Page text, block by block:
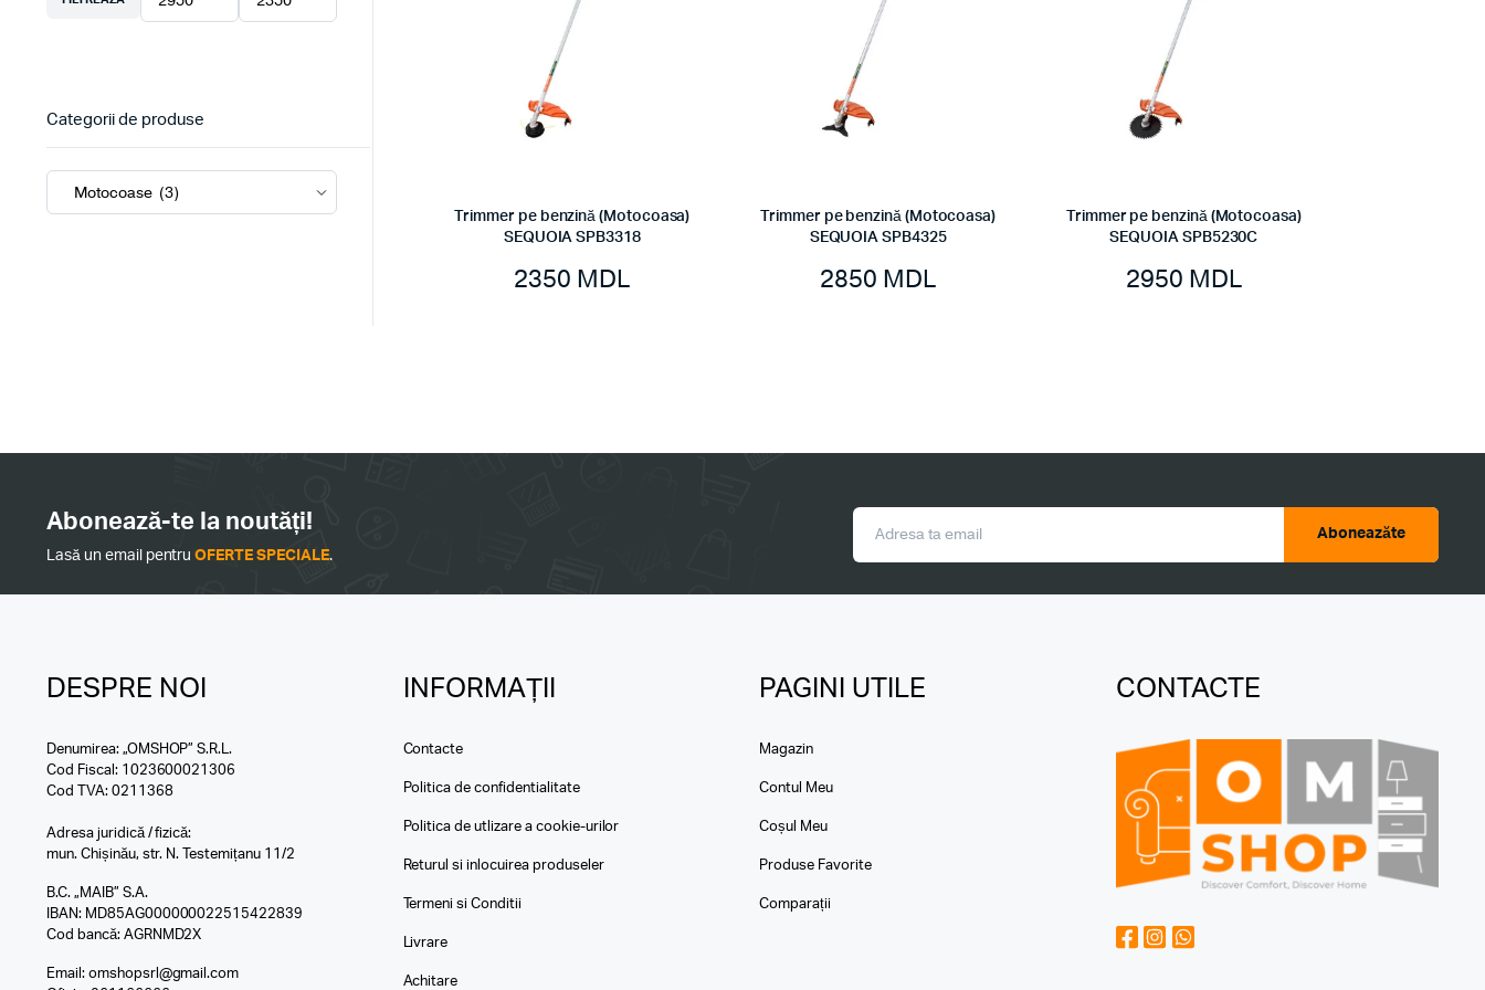
Trimmer pe benzină (Motocoasa)
SEQUOIA SPB3318
2350 MDL
Trimmer pe benzină (Motocoasa)
SEQUOIA SPB4325
2850 MDL
Trimmer pe benzină (Motocoasa)
SEQUOIA SPB5230C
2950 MDL
Categorii de produse
Abonează-te la noutăți!
Lasă un email pentruOFERTE SPECIALE.
Aboneazăte
DESPRE NOI
Denumirea: „OMSHOP” S.R.L.
Cod Fiscal: 1023600021306
Cod TVA: 0211368
Adresa juridică / fizică:
mun. Chișinău, str. N. Testemițanu 11/2
B.C. „MAIB” S.A.
IBAN: MD85AG000000022515422839
Cod bancă: AGRNMD2X
Email: omshopsrl@gmail.com
INFORMAȚII
Contacte
Politica de confidentialitate
Politica de utlizare a cookie-urilor
Returul si inlocuirea produseler
Termeni si Conditii
Livrare
Achitare
PAGINI UTILE
Magazin
Contul Meu
Coșul Meu
Produse Favorite
Comparații
CONTACTE